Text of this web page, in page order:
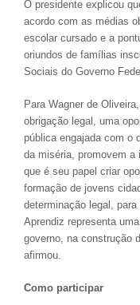
O presidente explicou
acordo com as médias
escolar cursado e a
oriundos de famílias
Sociais do Governo
Para Wagner de
obrigação legal, uma
pública engajada com o
da miséria, promovem a
que é seu papel criar
formação de jovens
determinação legal,
Aprendiz representa
governo, na construção
afirmou.
Como participar